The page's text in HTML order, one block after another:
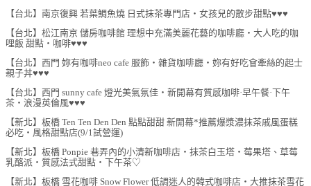
【台北】南京復興 若葉鯛魚燒 日式抹茶專門店‧女孩兒的散步甜點♥♥♥
【台北】松江南京 儲房咖啡館 理想中充滿美麗花藝的咖啡廳‧大人吃的咖
哩飯 甜點‧咖啡♥♥♥
【台北】西門 妳有咖啡neo cafe 服飾‧雜貨咖啡廳‧妳有好吃會牽絲的起士
親子丼♥♥♥
【台北】西門 sunny cafe 燈光美氣氛佳‧新開幕有質感咖啡·早午餐·下午
茶‧浪漫英倫風♥♥♥
【新北】板橋 Ten Ten Den Den 點點甜甜 新開幕*推薦爆漿濃抹茶戚風蛋糕
必吃‧風格甜點店(9/1試營運)
【新北】板橋 Ponpie 巷弄內的小清新咖啡店‧抹茶白玉塔‧莓果塔、草莓
乳酪派‧質感法式甜點‧下午茶♡
【新北】板橋 雪花咖啡 Snow Flower 低調迷人的韓式咖啡店‧大推抹茶雪花